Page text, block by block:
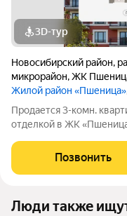
3D-тур
Новосибирский район,
микрорайон,ЖК
Жилой район «Пшеница»
Продается 3-комн.
отделкой в ЖК
15.93 кв.м. Угловая
тишины и
Позвонить
Люди также